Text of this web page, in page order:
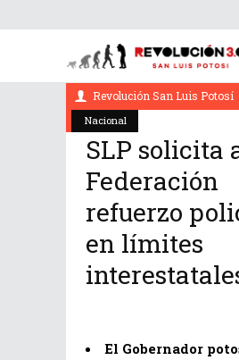
Nacional
noviembre 30, 2021
Revolución San Luis Potosí
SLP solicita
Federación
refuerzo
en límites
El Gobernador